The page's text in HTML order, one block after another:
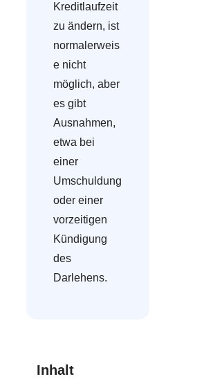
Kreditlaufzeit
zu ändern, ist
normalerweis
e nicht
möglich, aber
es gibt
Ausnahmen,
etwa bei
einer
Umschuldung
oder einer
vorzeitigen
Kündigung
des
Darlehens.
Inhalt